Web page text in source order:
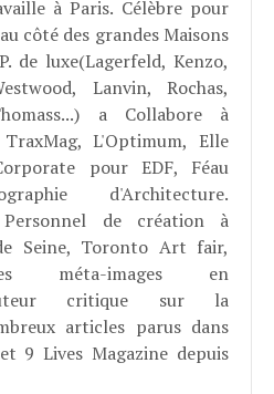
à Paris. Célèbre pour
côté des grandes Maisons
de luxe(Lagerfeld, Kenzo,
Lanvin, Rochas,
a Collabore à
L'Optimum, Elle
pour EDF, Féau
d'Architecture.
de création à
Seine, Toronto Art fair,
méta-images en
critique sur la
articles parus dans
9 Lives Magazine depuis